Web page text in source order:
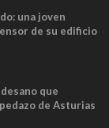
una joven
de su edificio
minutos
que
de Asturias